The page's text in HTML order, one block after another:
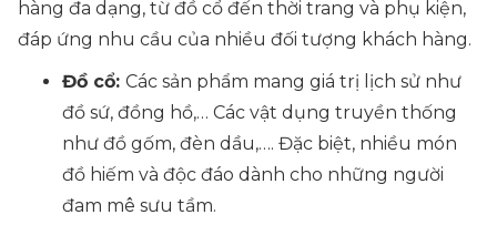
hàng đa dạng, từ đồ cổ đến thời trang và phụ kiện,
đáp ứng nhu cầu của nhiều đối tượng khách hàng.
Đồ cổ: Các sản phẩm mang giá trị lịch sử như
đồ sứ, đồng hồ,… Các vật dụng truyền thống
như đồ gốm, đèn dầu,…. Đặc biệt, nhiều món
đồ hiếm và độc đáo dành cho những người
đam mê sưu tầm.